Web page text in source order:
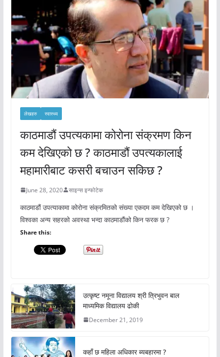
लेखहरु स्वास्थ्य
काठमाडौं उपत्यकामा कोरोना संक्रमण किन
कम देखिएको छ ? काठमाडौं उपत्यकालाई
महामारीबाट कसरी बचाउन सकिछ ?
June 28, 2020 साइन्स इन्फोटेक
काठमाडौं उपत्याकामा कोरोना संक्रमितको संख्या एकदम कम देखिएको छ ।
विश्वका अन्य सहरको अवस्था भन्दा काठमाडौंको किन फरक छ ?
Share this:
उत्कृष्ट नमूना विद्यालय श्री त्रिभुवन बाल
माध्यमिक विद्यालय ढोकी
December 21, 2019
कहाँ छ महिला अधिकार ब्यबहारमा ?